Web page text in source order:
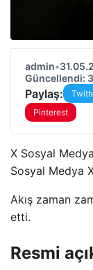
admin•
Güncellendi:
Paylaş:
Pinterest
X Sosyal
Sosyal Medya
Akış zaman
etti.
Resmi